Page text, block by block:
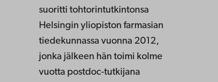
suoritti tohtorintutkintonsa
Helsingin yliopiston farmasian
tiedekunnassa vuonna 2012,
jonka jälkeen hän toimi kolme
vuotta postdoc-tutkijana